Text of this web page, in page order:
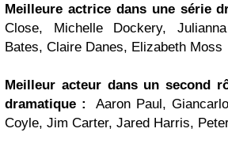
Meilleure actrice dans une série
Close, Michelle Dockery,
Bates, Claire Danes, Elizabeth Moss
Meilleur acteur dans un second
dramatique : Aaron Paul,
Coyle, Jim Carter, Jared Harris,